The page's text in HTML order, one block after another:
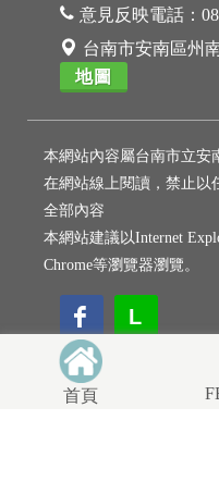
首頁
意見反映電話：
台南市安南區州
地圖
本網站內容屬台南市立安
在網站線上閱讀，禁止以
全部內容
本網站建議以Internet
Chrome等瀏覽器瀏覽。
L